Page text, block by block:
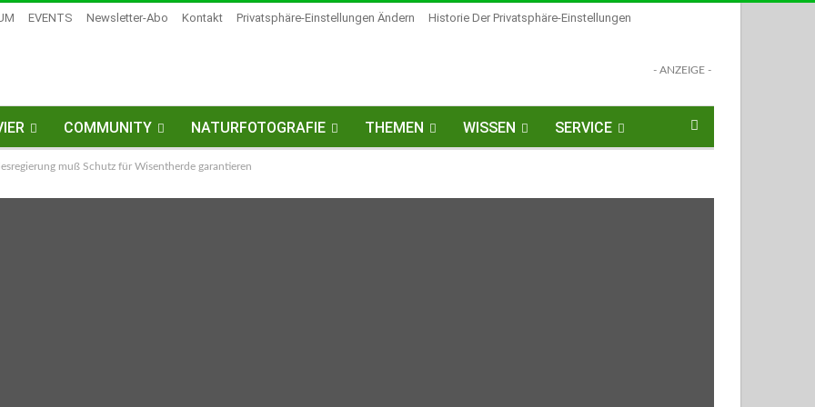
EVENTS Newsletter-Abo Kontakt Privatsphäre-Einstellungen Ändern
Historie Der Privatsphäre-Einstellungen
- ANZEIGE -
COMMUNITY NATURFOTOGRAFIE THEMEN WISSEN SERVICE
muß Schutz für Wisentherde garantieren